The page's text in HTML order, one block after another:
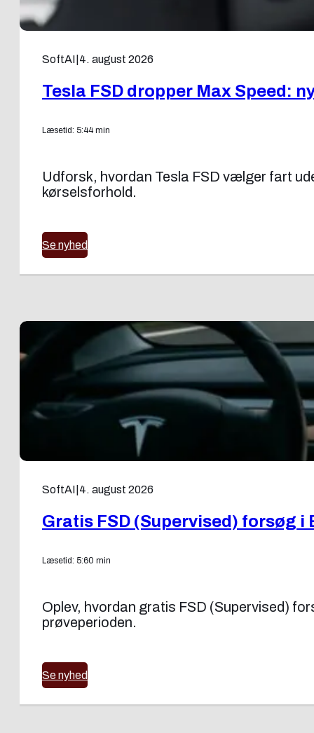
SoftAI 4. august 2026
Tesla FSD dropper Max Speed:
Læsetid: 5:44 min
Udforsk, hvordan Tesla FSD vælger fart
kørselsforhold.
Se nyhed
SoftAI 4. august 2026
Gratis FSD (Supervised) forsøg i
Læsetid: 5:60 min
Oplev, hvordan gratis FSD (Supervised)
prøveperioden.
Se nyhed